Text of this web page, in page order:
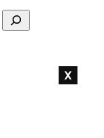
X